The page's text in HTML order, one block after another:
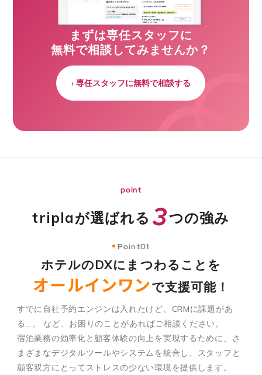
まずは専任スタッフに
無料で相談してみませんか？
› 専任スタッフに無料で相談する
point
triplaが選ばれる 3つの強み
Point01
ホテルのDXにまつわることを
オールインワンで支援可能！
すでに自社予約エンジンは入れたけど、CRMに課題があ
る...。
など、お困りのことがあればご相談ください。
宿泊業務の効率化と顧客体験の向上を実現するために、さ
まざまなデジタルツールやシステムを統合し、スタッフと
顧客双方にとってストレスの少ない環境を提供します。